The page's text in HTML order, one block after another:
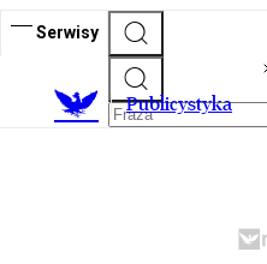
Serwisy
Publicystyka